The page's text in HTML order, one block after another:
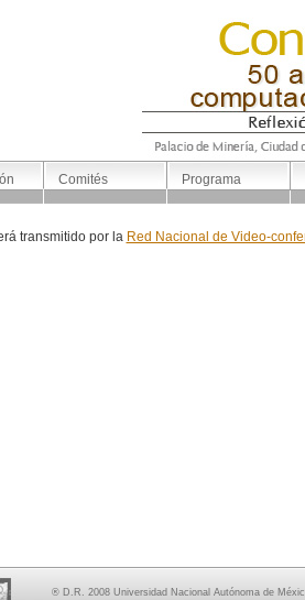
Comités Programa
transmitido por la Red Nacional de Video-
® D.R. 2008 Universidad Nacional Autónoma de